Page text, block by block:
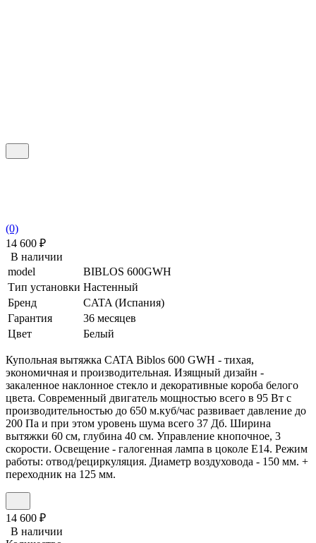
(0)
14 600 ₽
В наличии
model
BIBLOS 600GWH
Тип установки Настенный
Бренд
CATA (Испания)
Гарантия
36 месяцев
Цвет
Белый
Купольная вытяжка CATA Biblos 600 GWH - тихая,
экономичная и производительная. Изящный дизайн -
закаленное наклонное стекло и декоративные короба белого
цвета. Современный двигатель мощностью всего в 95 Вт с
производительностью до 650 м.куб/час развивает давление до
200 Па и при этом уровень шума всего 37 Дб. Ширина
вытяжки 60 см, глубина 40 см. Управление кнопочное, 3
скорости. Освещение - галогенная лампа в цоколе Е14. Режим
работы: отвод/рециркуляция. Диаметр воздуховода - 150 мм. +
переходник на 125 мм.
14 600 ₽
В наличии